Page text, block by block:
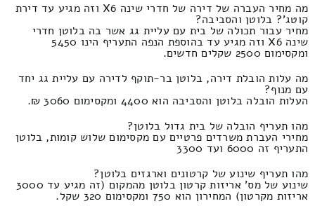
מה מחיר העברה של דירה של חדרי שינה X6 וזה מגיע עד דירת
קוטג'? בלוטן והסביבה?
מחיר עבור תכולה של בית עם עליית גג אשר בה בלוטן חדרי
שינה X6 וזה מגיע עד בהוספת הנפה התעריף הינו 5450
ומקסימום 2500 שקלים חדשים.
מה עלות הובלת דירה, בלוטן בר-תוקף לדירה עם עליית גג יחד
עם מנוף?
העלות הובלה בלוטן והסביבה הוא 4400 ומקסימום 3060 ₪.
מהו תעריף הובלה של בית גדול בלוטן?
מחירי העברת משרדים פרטיים עם מקסימום שלוש קומות, בלוטן
התעריף זה 6000 ועד 3300
מהו תעריף שינוע של קרטונים וארגזים בלוטן?
שינוע של מס' אריזות קרטון בלוטן מהמקום (זה מגיע עד 3000
אריזות מקרטון) המחירון הוא 750 ומקסימום 320 שקל.